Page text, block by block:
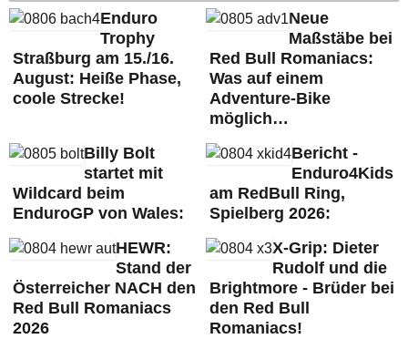
Enduro
Trophy
Straßburg am 15./16.
August: Heiße Phase,
coole Strecke!
Neue
Maßstäbe bei
Red Bull Romaniacs:
Was auf einem
Adventure-Bike
möglich…
Billy Bolt
startet mit
Wildcard beim
EnduroGP von Wales:
Bericht -
Enduro4Kids
am RedBull Ring,
Spielberg 2026:
HEWR:
Stand der
Österreicher NACH den
Red Bull Romaniacs
2026
X-Grip: Dieter
Rudolf und die
Brightmore - Brüder bei
den Red Bull
Romaniacs!